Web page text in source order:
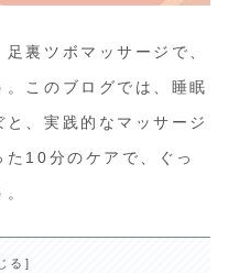
裏ツボマッサージで、
このブログでは、睡眠
、実践的なマッサージ
10分のケアで、ぐっ